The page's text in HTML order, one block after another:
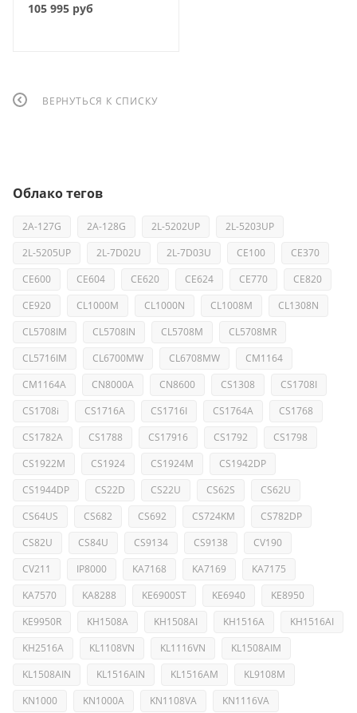
105 995 руб
ВЕРНУТЬСЯ К СПИСКУ
Облако тегов
2A-127G 2A-128G 2L-5202UP
2L-5203UP
2L-5205UP
2L-7D02U 2L-7D03U CE100
CE370
CE600
CE604 CE620 CE624 CE770
CE820
CE920
CL1000M CL1000N CL1008M
CL1308N
CL5708IM
CL5708IN CL5708M
CL5708MR
CL5716IM
CL6700MW CL6708MW
CM1164
CM1164A
CN8000A CN8600 CS1308
CS1708I
CS1708i
CS1716A CS1716I CS1764A
CS1768
CS1782A
CS1788 CS17916 CS1792
CS1798
CS1922M
CS1924 CS1924M
CS1942DP
CS1944DP
CS22D CS22U CS62S
CS62U
CS64US
CS682 CS692 CS724KM
CS782DP
CS82U
CS84U CS9134 CS9138
CV190
CV211
IP8000 KA7168 KA7169
KA7175
KA7570
KA8288 KE6900ST KE6940
KE8950
KE9950R
KH1508A KH1508AI KH1516A
KH1516AI
KH2516A
KL1108VN KL1116VN
KL1508AIM
KL1508AIN
KL1516AIN KL1516AM
KL9108M
KN1000
KN1000A KN1108VA
KN1116VA